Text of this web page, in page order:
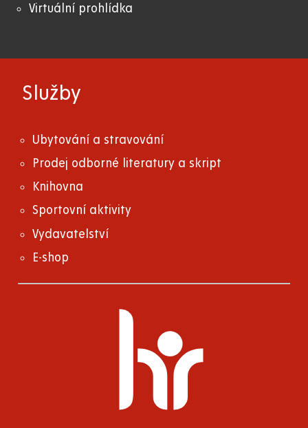
Virtuální prohlídka
Služby
Ubytování a stravování
Prodej odborné literatury a skript
Knihovna
Sportovní aktivity
Vydavatelství
E-shop